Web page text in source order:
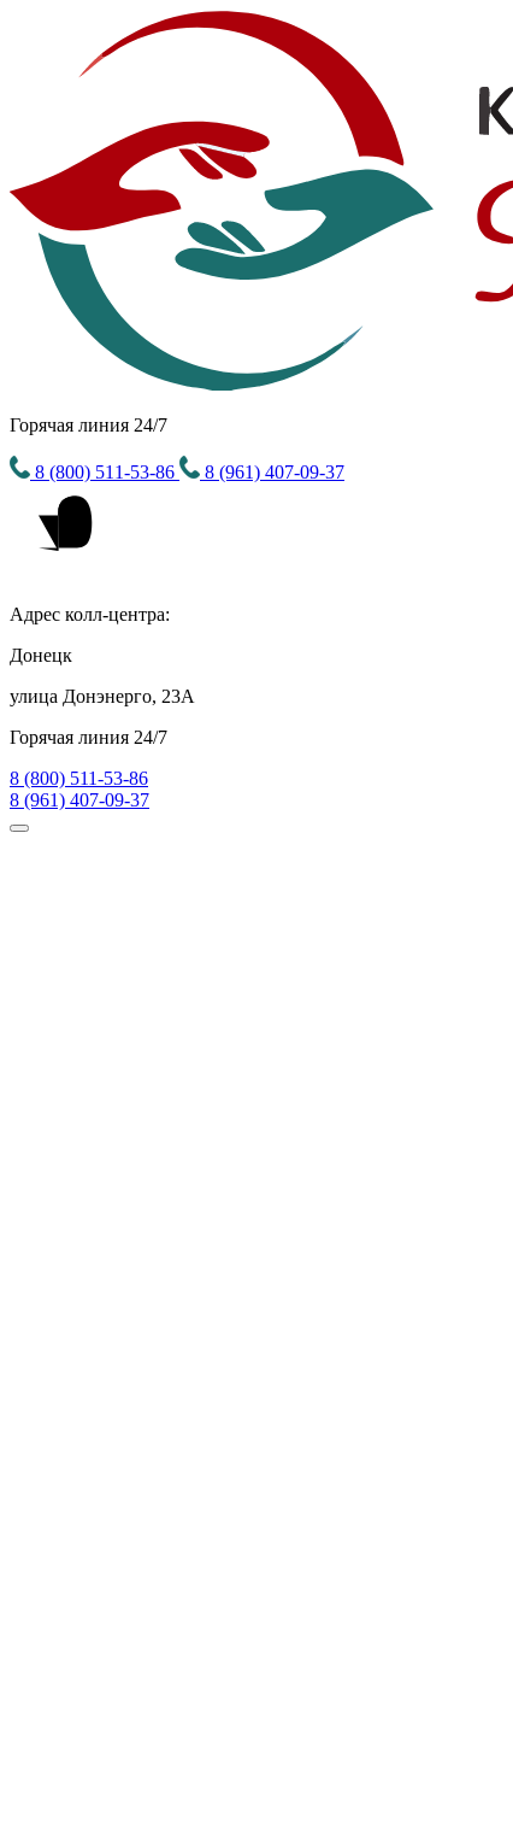
Горячая линия 24/7
8 (800) 511-53-86 8 (961) 407-09-37
Адрес колл-центра:
Донецк
улица Донэнерго, 23А
Горячая линия 24/7
8 (800) 511-53-86
8 (961) 407-09-37